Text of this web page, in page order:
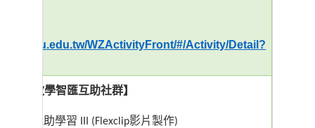
WZActivityFront/#/Activity/Detail?
教學智匯互助社群】
自主互助學習 III (Flexclip影片製作)